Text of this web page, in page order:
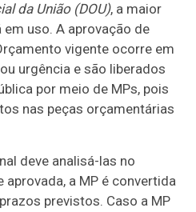
da União (DOU), a maior
uso. A aprovação de
vigente ocorre em
urgência e são liberados
por meio de MPs, pois
nas peças orçamentárias
deve analisá-las no
a MP é convertida
previstos. Caso a MP